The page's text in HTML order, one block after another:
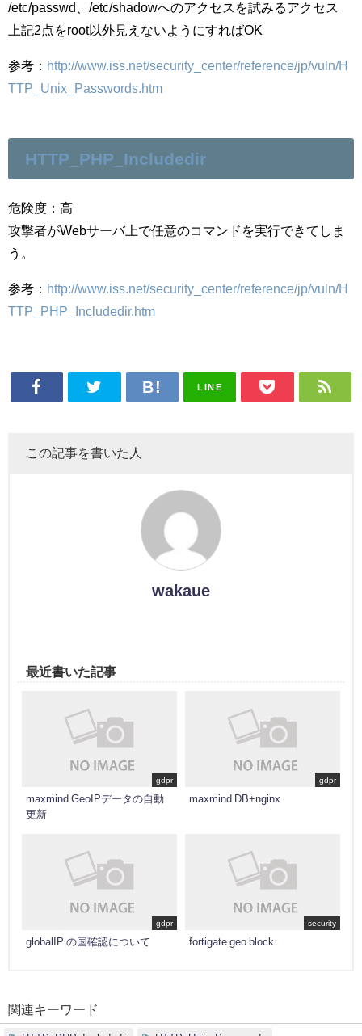
/etc/passwd、/etc/shadowへのアクセスを試みるアクセス
上記2点をroot以外見えないようにすればOK
参考： http://www.iss.net/security_center/reference/jp/vuln/H
TTP_Unix_Passwords.htm
HTTP_PHP_Includedir
危険度：高
攻撃者がWebサーバ上で任意のコマンドを実行できてしま
う。
参考： http://www.iss.net/security_center/reference/jp/vuln/H
TTP_PHP_Includedir.htm
LINE
この記事を書いた人
wakaue
最近書いた記事
gdpr
maxmind GeoIPデータの自動
更新
gdpr
maxmind DB+nginx
gdpr
globalIP の国確認について
security
fortigate geo block
関連キーワード